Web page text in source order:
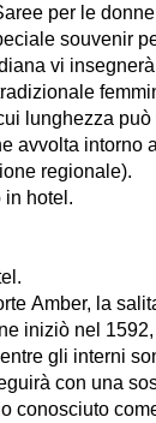
per le
souvenir
vi
lunghezza
avvolta intorno
regionale).
in hotel.
Amber, la
iniziò nel
gli interni
con una
conosciuto